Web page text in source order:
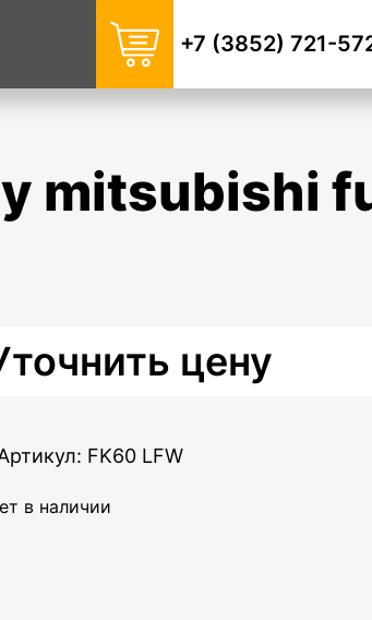
+7 (3852) 721-
цену
FK60 LFW
в наличии